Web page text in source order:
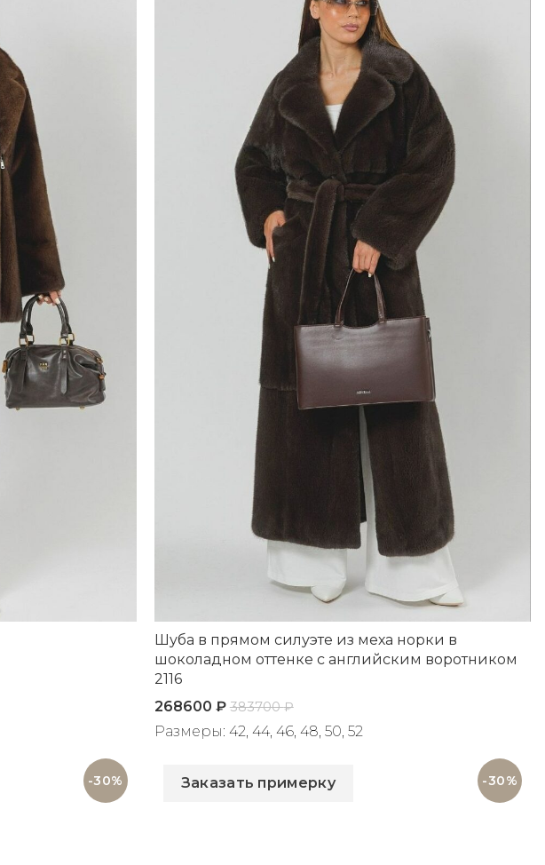
-30% -30%
Шуба в прямом силуэте из меха норки в
шоколадном оттенке с английским воротником
2116
268600 ₽ 383700₽
Размеры: 42, 44, 46, 48, 50, 52
Заказать примерку